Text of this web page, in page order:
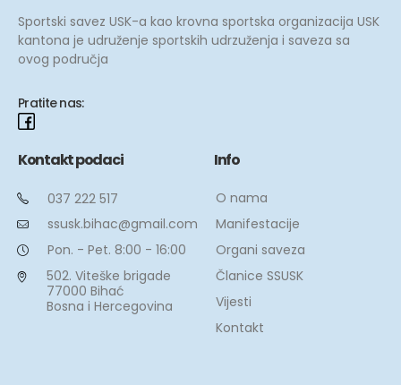
Sportski savez USK-a kao krovna sportska organizacija USK
kantona je udruženje sportskih udrzuženja i saveza sa
ovog područja
Pratite nas:
Kontakt podaci
037 222 517
ssusk.bihac@gmail.com
Pon. - Pet. 8:00 - 16:00
502. Viteške brigade
77000 Bihać
Bosna i Hercegovina
Info
O nama
Manifestacije
Organi saveza
Članice SSUSK
Vijesti
Kontakt